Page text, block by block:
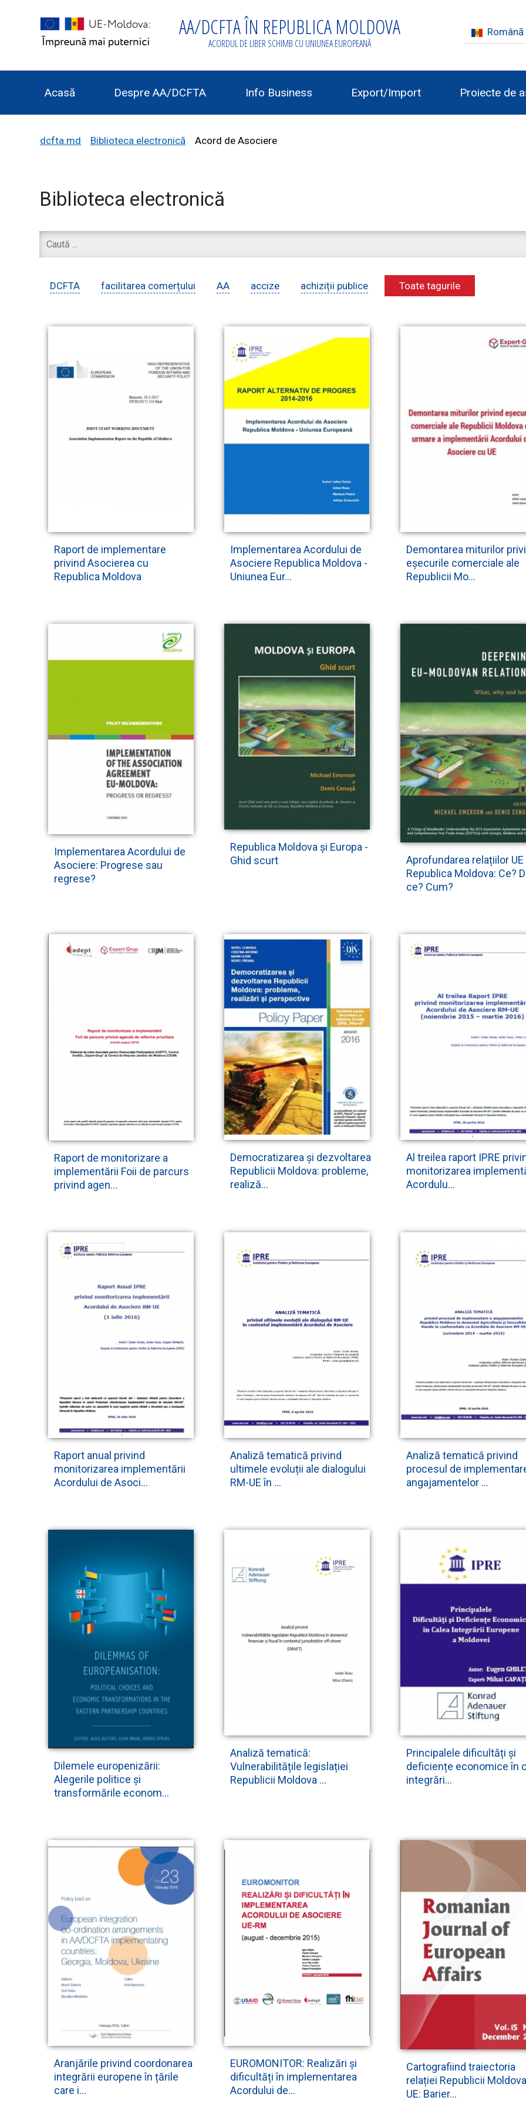
AA/DCFTA ÎN REPUBLICA MOLDOVA
ACORDUL DE LIBER SCHIMB CU UNIUNEA EUROPEANĂ
Română
Acasă Despre AA/DCFTA Info Business Export/Import Proiecte de
dcfta.md Biblioteca electronică Acord de Asociere
Biblioteca electronică
DCFTA facilitarea comerțului AA accize achiziții publice Toate tagurile
Raport de implementare
privind Asocierea cu
Republica Moldova
Implementarea Acordului de
Asociere Republica Moldova -
Uniunea Eur...
Demontarea miturilor
eșecurile comerciale ale
Republicii Mo...
Implementarea Acordului de
Asociere: Progrese sau
regrese?
Republica Moldova și Europa -
Ghid scurt
Aprofundarea relațiilor UE
Republica Moldova: Ce?
ce? Cum?
Raport de monitorizare a
implementării Foii de parcurs
privind agen...
Democratizarea și dezvoltarea
Republicii Moldova: probleme,
realiză...
Al treilea raport IPRE
monitorizarea
Acordulu...
Raport anual privind
monitorizarea implementării
Acordului de Asoci...
Analiză tematică privind
ultimele evoluții ale dialogului
RM-UE în ...
Analiză tematică privind
procesul de
angajamentelor ...
Dilemele europenizării:
Alegerile politice și
transformările econom...
Analiză tematică:
Vulnerabilitățile legislației
Republicii Moldova ...
Principalele dificultăți și
deficiențe economice în
integrări...
Aranjările privind coordonarea
integrării europene în țările
care i...
EUROMONITOR: Realizări și
dificultăți în implementarea
Acordului de...
Cartografiind traiectoria
relației Republicii
UE: Barier...